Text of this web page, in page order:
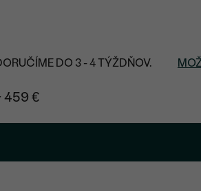
DO 3 - 4 TÝŽDŇOV.
459 €